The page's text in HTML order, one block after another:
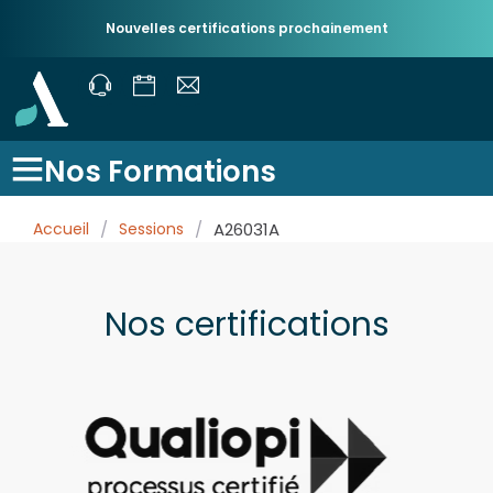
Nouvelles certifications prochainement
Nos Formations
Accueil / Sessions / A26031A
Nos certifications